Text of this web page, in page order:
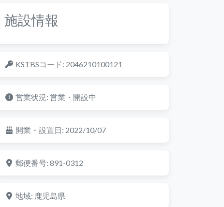
施設情報
KSTBSコード: 2046210100121
営業状況: 営業・開設中
開業・設置日: 2022/10/07
郵便番号: 891-0312
地域: 鹿児島県